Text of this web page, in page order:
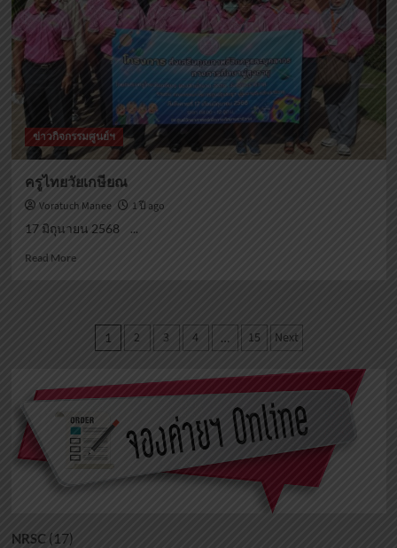
ความ
เป็น
เลิศ
ข่าวกิจกรรมศูนย์ฯ
ครูไทยวัยเกษียณ
Voratuch Manee
1 ปี ago
17 มิถุนายน 2568 ...
Read MoreRead
เกษียณPosts
pagination
1 2 3 4 … 15 Next
NRSC(17)